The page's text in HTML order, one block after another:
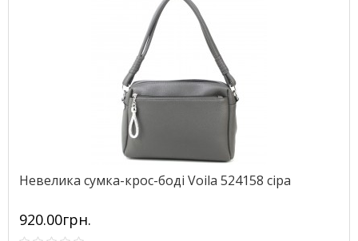
Невелика сумка-крос-боді Voila 524158 сіра
920.00грн.